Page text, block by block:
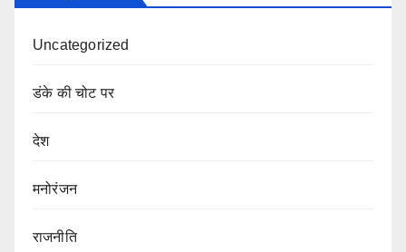
Uncategorized
डंके की चोट पर
देश
मनोरंजन
राजनीति